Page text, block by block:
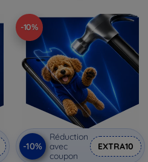
-10%
-10%
Réduction
avec
coupon
EXTRA10